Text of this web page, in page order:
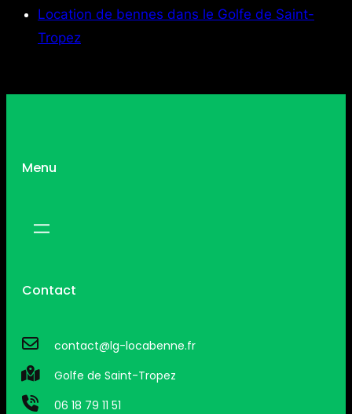
Location de bennes dans le Golfe de Saint-
Tropez
Menu
Contact
contact@lg-locabenne.fr
Golfe de Saint-Tropez
06 18 79 11 51